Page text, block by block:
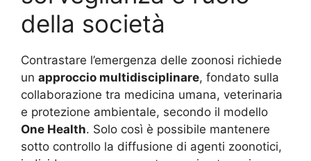
della società
Contrastare l’emergenza delle zoonosi richiede
un approccio multidisciplinare, fondato sulla
collaborazione tra medicina umana, veterinaria
e protezione ambientale, secondo il modello
One Health. Solo così è possibile mantenere
sotto controllo la diffusione di agenti zoonotici,